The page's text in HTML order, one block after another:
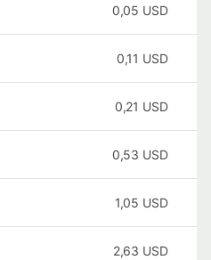
0,05 USD
0,11 USD
0,21 USD
0,53 USD
1,05 USD
2,63 USD